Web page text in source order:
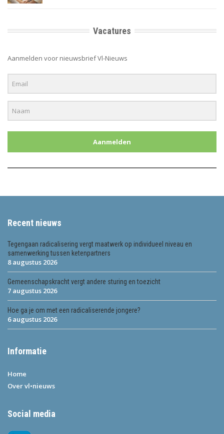
Vacatures
Aanmelden voor nieuwsbrief Vl-Nieuws
Aanmelden
Recent nieuws
Tegengaan radicalisering vergt maatwerk op individueel niveau en
samenwerking tussen ketenpartners
8 augustus 2026
Gemeenschapskracht vergt andere sturing en toezicht
7 augustus 2026
Hoe ga je om met een radicaliserende jongere?
6 augustus 2026
Informatie
Home
Over vl•nieuws
Social media